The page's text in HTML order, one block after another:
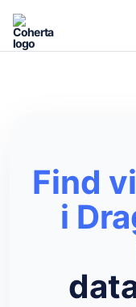
Find
i